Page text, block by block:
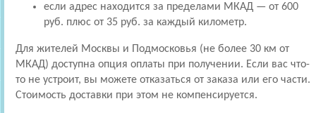
если адрес находится за пределами МКАД — от 600
руб. плюс от 35 руб. за каждый километр.
Для жителей Москвы и Подмосковья (не более 30 км от
МКАД) доступна опция оплаты при получении. Если вас что-
то не устроит, вы можете отказаться от заказа или его части.
Стоимость доставки при этом не компенсируется.